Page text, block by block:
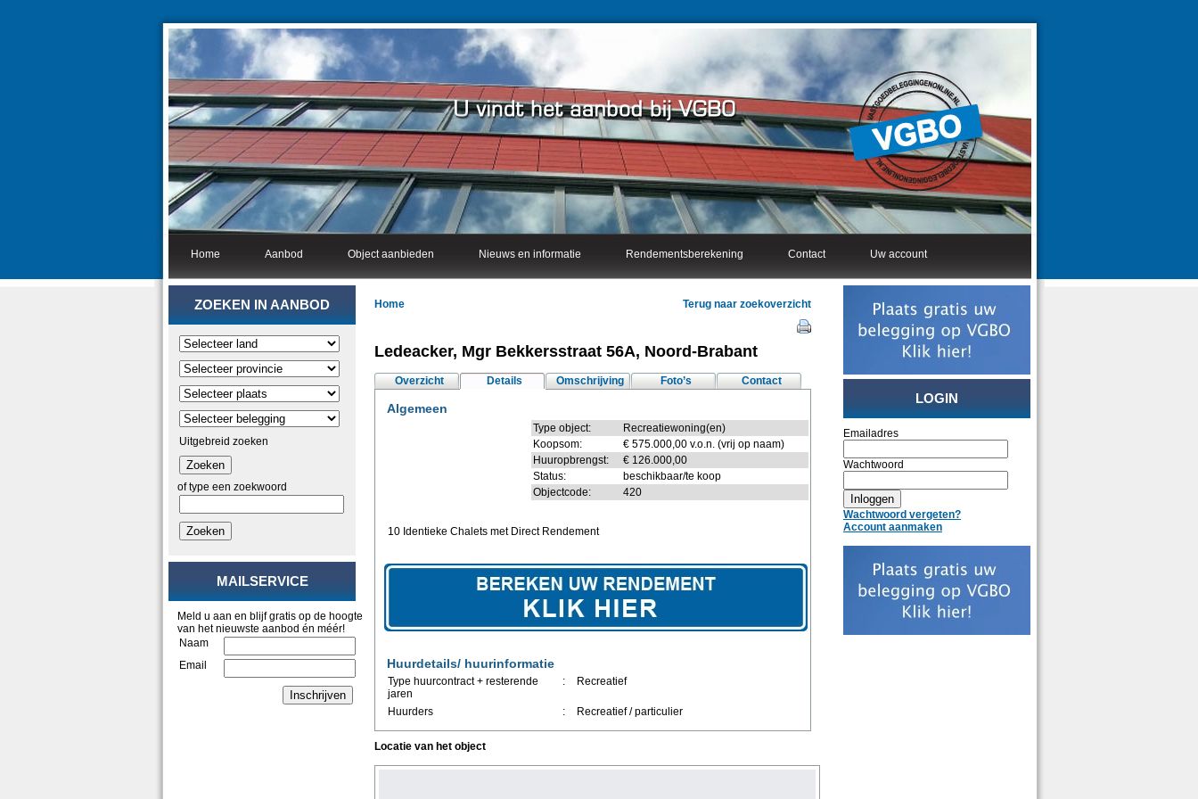
Home Aanbod Object aanbieden Nieuws en informatie Rendementsberekening Contact Uw account
ZOEKEN IN AANBOD
Uitgebreid zoeken
Zoeken
of type een zoekwoord
Zoeken
MAILSERVICE
Meld u aan en blijf gratis op de hoogte
van het nieuwste aanbod én méér!
Naam
Email
Inschrijven
Home Terug naar zoekoverzicht
Ledeacker, Mgr Bekkersstraat 56A, Noord-Brabant
Overzicht Details Omschrijving Foto’s Contact
Algemeen
Type object:
Recreatiewoning(en)
Koopsom:
€ 575.000,00 v.o.n. (vrij op naam)
Huuropbrengst:
€ 126.000,00
Status:
beschikbaar/te koop
Objectcode:
420
10 Identieke Chalets met Direct Rendement
Huurdetails/ huurinformatie
Type huurcontract + resterende
jaren
: Recreatief
Huurders : Recreatief / particulier
Locatie van het object
LOGIN
Emailadres
Wachtwoord
Wachtwoord vergeten?
Account aanmaken